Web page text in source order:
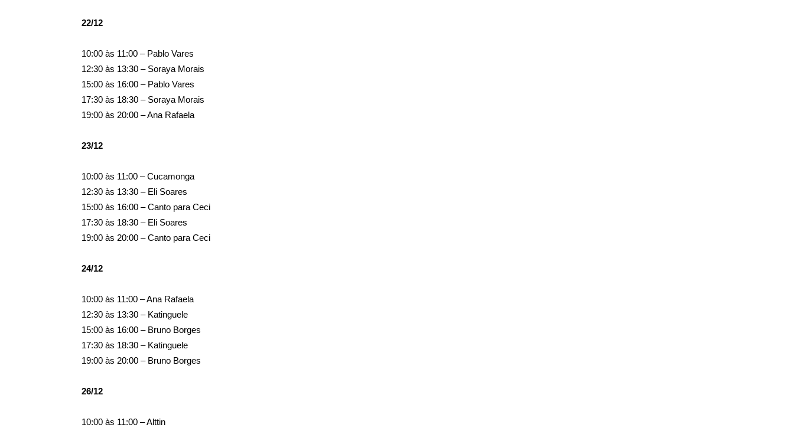
22/12
10:00 às 11:00 – Pablo Vares
12:30 às 13:30 – Soraya Morais
15:00 às 16:00 – Pablo Vares
17:30 às 18:30 – Soraya Morais
19:00 às 20:00 – Ana Rafaela
23/12
10:00 às 11:00 – Cucamonga
12:30 às 13:30 – Eli Soares
15:00 às 16:00 – Canto para Ceci
17:30 às 18:30 – Eli Soares
19:00 às 20:00 – Canto para Ceci
24/12
10:00 às 11:00 – Ana Rafaela
12:30 às 13:30 – Katinguele
15:00 às 16:00 – Bruno Borges
17:30 às 18:30 – Katinguele
19:00 às 20:00 – Bruno Borges
26/12
10:00 às 11:00 – Alttin